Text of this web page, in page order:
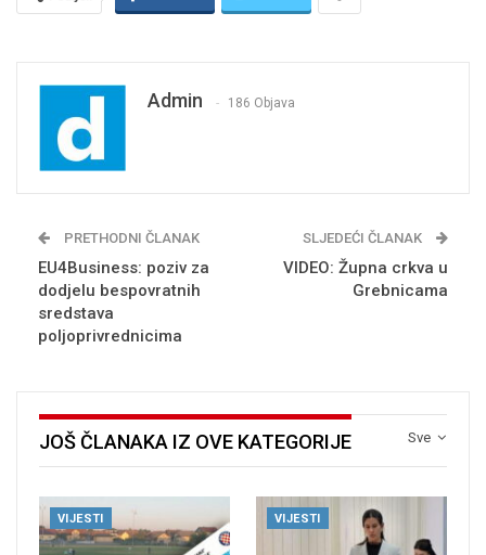
Admin 186 Objava
PRETHODNI ČLANAK
EU4Business: poziv za
dodjelu bespovratnih
sredstava
poljoprivrednicima
SLJEDEĆI ČLANAK
VIDEO: Župna crkva u
Grebnicama
Sve
JOŠ ČLANAKA IZ OVE KATEGORIJE
VIJESTI VIJESTI